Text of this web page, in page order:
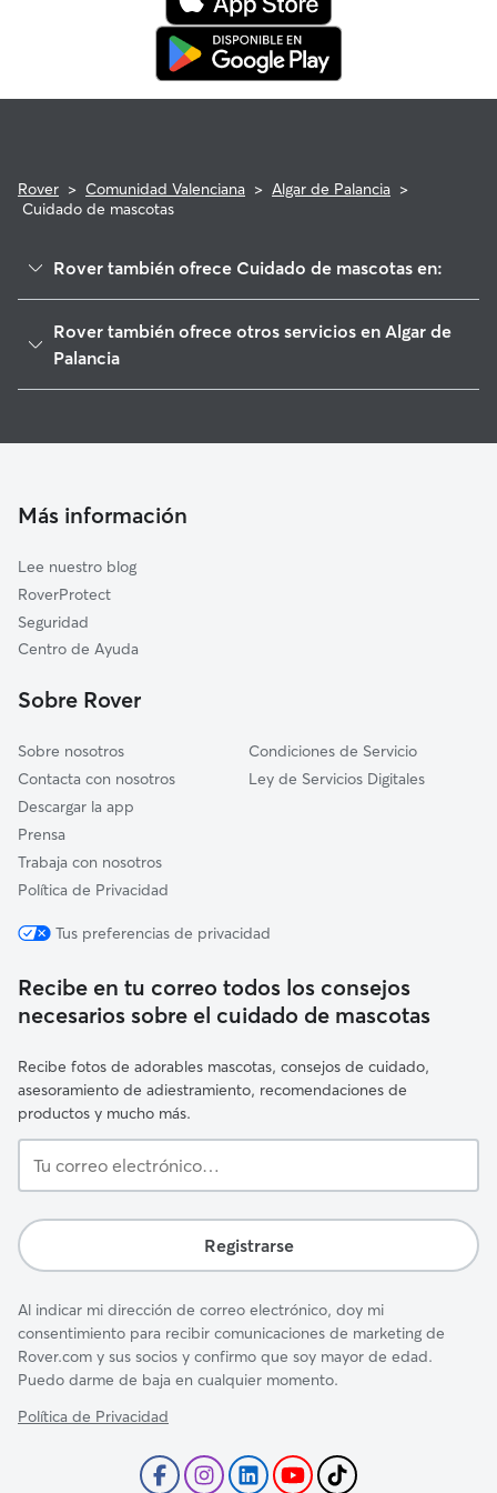
Rover > Comunidad Valenciana > Algar de Palancia >
Cuidado de mascotas
Rover también ofrece Cuidado de mascotas en:
Algimia de Alfara
Azuébar
Estivella
Quart de les Valls
Quartell
Benifairó de les Valls
Rover también ofrece otros servicios en Algar de
Palancia
Cuidadores a domicilio en Algar-De-Palancia
Más información
Lee nuestro blog
RoverProtect
Seguridad
Centro de Ayuda
Sobre Rover
Sobre nosotros
Contacta con nosotros
Descargar la app
Prensa
Trabaja con nosotros
Política de Privacidad
Condiciones de Servicio
Ley de Servicios Digitales
Tus preferencias de privacidad
Recibe en tu correo todos los consejos
necesarios sobre el cuidado de mascotas
Recibe fotos de adorables mascotas, consejos de cuidado,
asesoramiento de adiestramiento, recomendaciones de
productos y mucho más.
correo
Registrarse
Al indicar mi dirección de correo electrónico, doy mi
consentimiento para recibir comunicaciones de marketing de
Rover.com y sus socios y confirmo que soy mayor de edad.
Puedo darme de baja en cualquier momento.
Política de Privacidad